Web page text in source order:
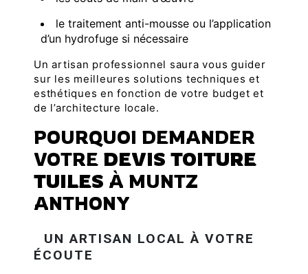
le traitement anti-mousse ou l’application
d’un hydrofuge si nécessaire
Un artisan professionnel saura vous guider
sur les meilleures solutions techniques et
esthétiques en fonction de votre budget et
de l’architecture locale.
POURQUOI DEMANDER
VOTRE DEVIS TOITURE
TUILES À MUNTZ
ANTHONY
UN ARTISAN LOCAL À VOTRE
ÉCOUTE